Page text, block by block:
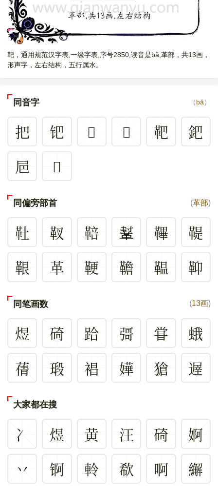
靶，通用规范汉字表,一级字表,序号2850,读音是bǎ,革部，共13画，
形声字，左右结构，五行属水。
同音字 （bǎ）
把 钯 𢺞 𩨜 靶
鈀
㞎
𢃳
同偏旁部首 (革部)
靯 靫 鞛 鞤 鞸
鞮
鞎
革 鞕 韂 鞰 䩕
同笔画数 (13画)
煜 碕 跲 彁 甞
蛾
蒨
瑖 裮 嬅 獊 遟
大家都在搜
冫 煜 黄 汪 碕
婀
丷
锕 軨 欷 啊 繲